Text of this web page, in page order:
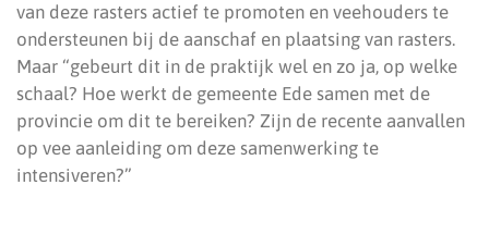
van deze rasters actief te promoten en veehouders te
ondersteunen bij de aanschaf en plaatsing van rasters.
Maar “gebeurt dit in de praktijk wel en zo ja, op welke
schaal? Hoe werkt de gemeente Ede samen met de
provincie om dit te bereiken? Zijn de recente aanvallen
op vee aanleiding om deze samenwerking te
intensiveren?”